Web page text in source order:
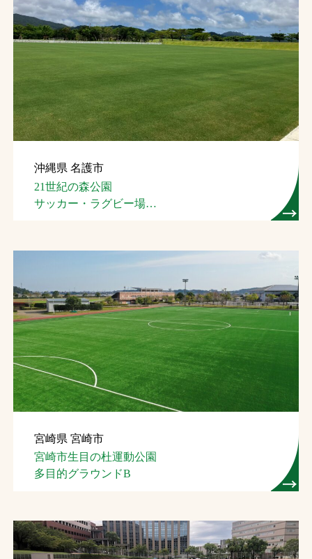
沖縄県 名護市
21世紀の森公園
サッカー・ラグビー場
宮崎県 宮崎市
宮崎市生目の杜運動公園
多目的グラウンドB